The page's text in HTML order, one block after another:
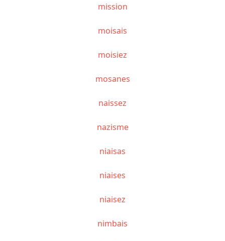
mission
moisais
moisiez
mosanes
naissez
nazisme
niaisas
niaises
niaisez
nimbais